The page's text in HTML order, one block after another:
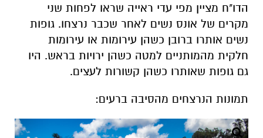
הדו"ח מציין מפי עדי ראייה שראו לפחות שני
מקרים של אונס נשים לאחר שכבר נרצחו. גופות
נשים אותרו ברובן כשהן עירומות או עירומות
חלקית מהמותניים למטה כשהן ירויות בראש. היו
גם גופות שאותרו כשהן קשורות לעצים.
תמונות הנרצחים מהסיבה ברעים: